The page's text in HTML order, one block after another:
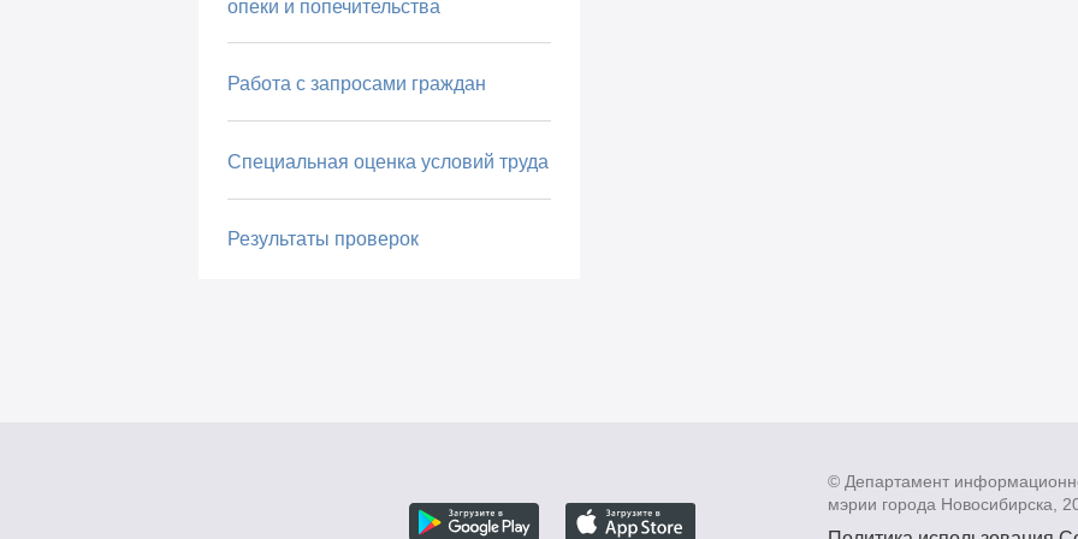
опеки и попечительства
Работа с запросами граждан
Специальная оценка условий труда
Результаты проверок
© Департамент
мэрии города Новосибирска,